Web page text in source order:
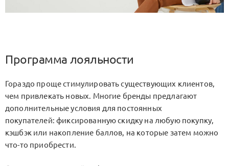
Программа лояльности
Гораздо проще стимулировать существующих клиентов,
чем привлекать новых. Многие бренды предлагают
дополнительные условия для постоянных
покупателей: фиксированную скидку на любую покупку,
кэшбэк или накопление баллов, на которые затем можно
что-то приобрести.